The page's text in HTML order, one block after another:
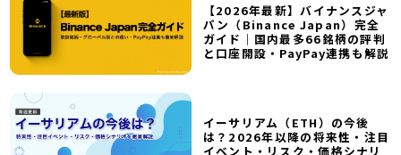
【2026年最新】バイナンスジャ
パン（Binance Japan）完全
ガイド｜国内最多66銘柄の評判
と口座開設・PayPay連携も解説
イーサリアム（ETH）の今後
は？2026年以降の将来性・注目
イベント・リスク・価格シナリ